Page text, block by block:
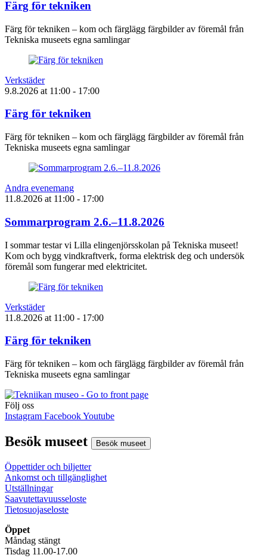
Färg för tekniken
Färg för tekniken – kom och färglägg färgbilder av föremål från
Tekniska museets egna samlingar
Verkstäder
9.8.2026 at 11:00 - 17:00
Färg för tekniken
Färg för tekniken – kom och färglägg färgbilder av föremål från
Tekniska museets egna samlingar
Andra evenemang
11.8.2026 at 11:00 - 17:00
Sommarprogram 2.6.–11.8.2026
I sommar testar vi Lilla elingenjörsskolan på Tekniska museet!
Kom och bygg vindkraftverk, forma elektrisk deg och undersök
föremål som fungerar med elektricitet.
Verkstäder
11.8.2026 at 11:00 - 17:00
Färg för tekniken
Färg för tekniken – kom och färglägg färgbilder av föremål från
Tekniska museets egna samlingar
Följ oss
Instagram FacebookYoutube
Besök museet Besök museet
Öppettider och biljetter
Ankomst och tillgänglighet
Utställningar
Saavutettavuusseloste
Tietosuojaseloste
Öppet
Måndag stängt
Tisdag 11.00-17.00